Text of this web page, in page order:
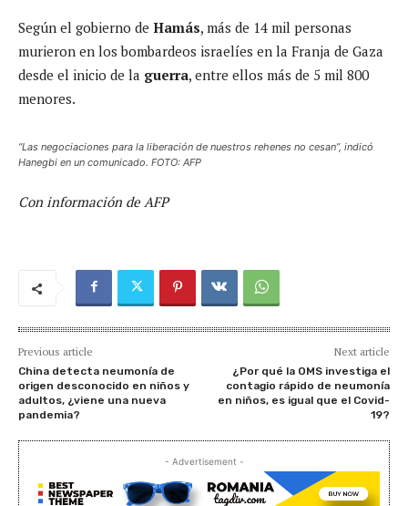
Según el gobierno de Hamás, más de 14 mil personas
murieron en los bombardeos israelíes en la Franja de Gaza
desde el inicio de la guerra, entre ellos más de 5 mil 800
menores.
“Las negociaciones para la liberación de nuestros rehenes no cesan”, indicó
Hanegbi en un comunicado. FOTO: AFP
Con información de AFP
Previous article
China detecta neumonía de
origen desconocido en niños y
adultos, ¿viene una nueva
pandemia?
Next article
¿Por qué la OMS investiga el
contagio rápido de neumonía
en niños, es igual que el Covid-
19?
- Advertisement -